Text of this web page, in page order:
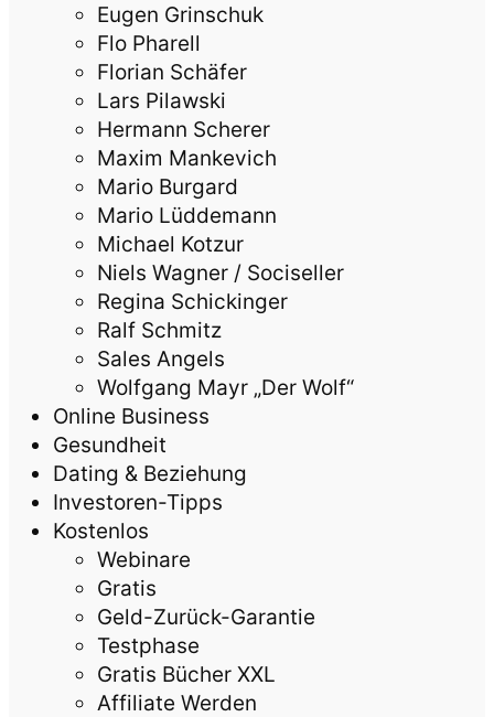
Eugen Grinschuk
Flo Pharell
Florian Schäfer
Lars Pilawski
Hermann Scherer
Maxim Mankevich
Mario Burgard
Mario Lüddemann
Michael Kotzur
Niels Wagner / Sociseller
Regina Schickinger
Ralf Schmitz
Sales Angels
Wolfgang Mayr „Der Wolf“
Online Business
Gesundheit
Dating & Beziehung
Investoren-Tipps
Kostenlos
Webinare
Gratis
Geld-Zurück-Garantie
Testphase
Gratis Bücher XXL
Affiliate Werden